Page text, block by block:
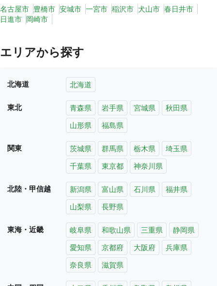
名古屋市 豊橋市 安城市 一宮市 稲沢市 犬山市 春日井市
日進市 岡崎市
エリアから探す
北海道 北海道
東北 青森県 岩手県 宮城県
秋田県
山形県
福島県
関東 茨城県 群馬県 栃木県
埼玉県
千葉県
東京都 神奈川県
北陸・甲信越 新潟県 富山県 石川県
福井県
山梨県
長野県
東海・近畿 岐阜県 和歌山県 三重県
静岡県
愛知県
京都府 大阪府
兵庫県
奈良県
滋賀県